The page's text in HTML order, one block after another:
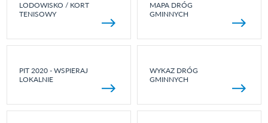
LODOWISKO / KORT
TENISOWY
MAPA DRÓG
GMINNYCH
PIT 2020 - WSPIERAJ
LOKALNIE
WYKAZ DRÓG
GMINNYCH